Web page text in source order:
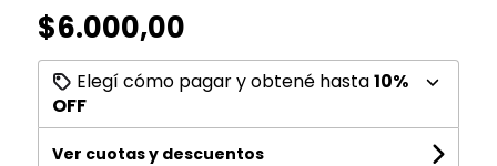
$6.000,00
Elegí cómo pagar y obtené hasta10%
OFF
Ver cuotas y descuentos